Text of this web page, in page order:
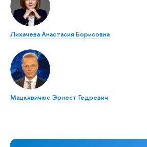
Лихачева Анастасия Борисовна
Мацкявичюс Эрнест Гедревич